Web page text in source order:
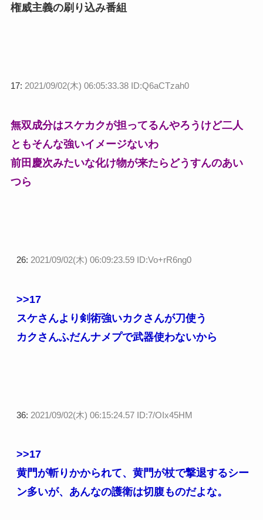
権威主義の刷り込み番組
17: 2021/09/02(木) 06:05:33.38 ID:Q6aCTzah0
無双成分はスケカクが担ってるんやろうけど二人
ともそんな強いイメージないわ
前田慶次みたいな化け物が来たらどうすんのあい
つら
26: 2021/09/02(木) 06:09:23.59 ID:Vo+rR6ng0
>>17
スケさんより剣術強いカクさんが刀使う
カクさんふだんナメプで武器使わないから
36: 2021/09/02(木) 06:15:24.57 ID:7/OIx45HM
>>17
黄門が斬りかかられて、黄門が杖で撃退するシー
ン多いが、あんなの護衛は切腹ものだよな。